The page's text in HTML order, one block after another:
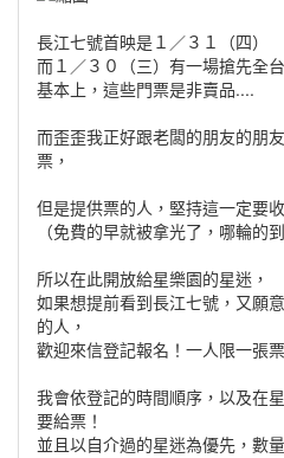
長江七號首映是１／３１（四）
而１／３０（三）有一場搶先全
基本上，這些門票是非賣品....
而歪歪我正好跟老闆的朋友的朋
票，
但是提供票的人，堅持這一定要
（免費的早就被拿光了，哪輪的到
所以在此開放給星樂園的星迷，
如果想提前看到長江七號，又願
的人，
歡迎來信登記報名！一人限一張票
我會依登記的時間順序，以及在
要給票！
並且以自介過的星迷為優先，數